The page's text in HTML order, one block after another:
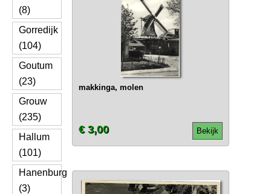
(8)
Gorredijk
(104)
Goutum
(23)
Grouw
(235)
Hallum
(101)
Hanenburg
(3)
makkinga, molen
Bekijk
€ 3,00